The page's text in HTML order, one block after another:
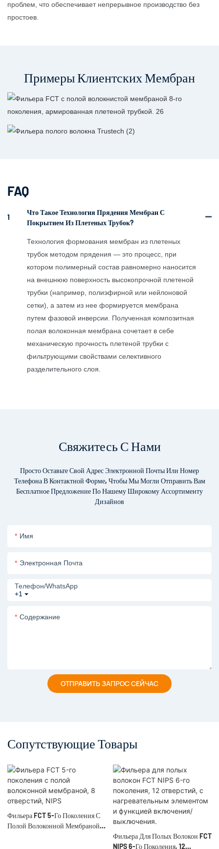
проблем, что обеспечивает непрерывное производство без
простоев.
Примеры Клиентских Мембран
FAQ
1
Что Такое Технология Прядения Мембран С
Покрытием Из Плетеных Трубок?
Технология формования мембран из плетеных
трубок методом прядения — это процесс, при
котором полимерный состав равномерно наносится
на внешнюю поверхность высокопрочной плетеной
трубки (например, полиэфирной или нейлоновой
сетки), а затем из нее формируется мембрана
путем фазовой инверсии. Полученная композитная
полая волоконная мембрана сочетает в себе
механическую прочность плетеной трубки с
фильтрующими свойствами селективного
разделительного слоя.
Свяжитесь С Нами
Просто Оставьте Свой Адрес Электронной Почты Или Номер
Телефона В Контактной Форме, Чтобы Мы Могли Отправить Вам
Бесплатное Предложение По Нашему Широкому Ассортименту
Дизайнов
Имя
Электронная Почта
+1
Телефон/WhatsApp
Содержание
ОТПРАВИТЬ ЗАПРОС СЕЙЧАС
Сопутствующие Товары
Фильера FCT 5-Го Поколения С
Полой Волоконной Мембраной,
Фильера Для Полых Волокон FCT
NIPS 6-Го Поколения, 12